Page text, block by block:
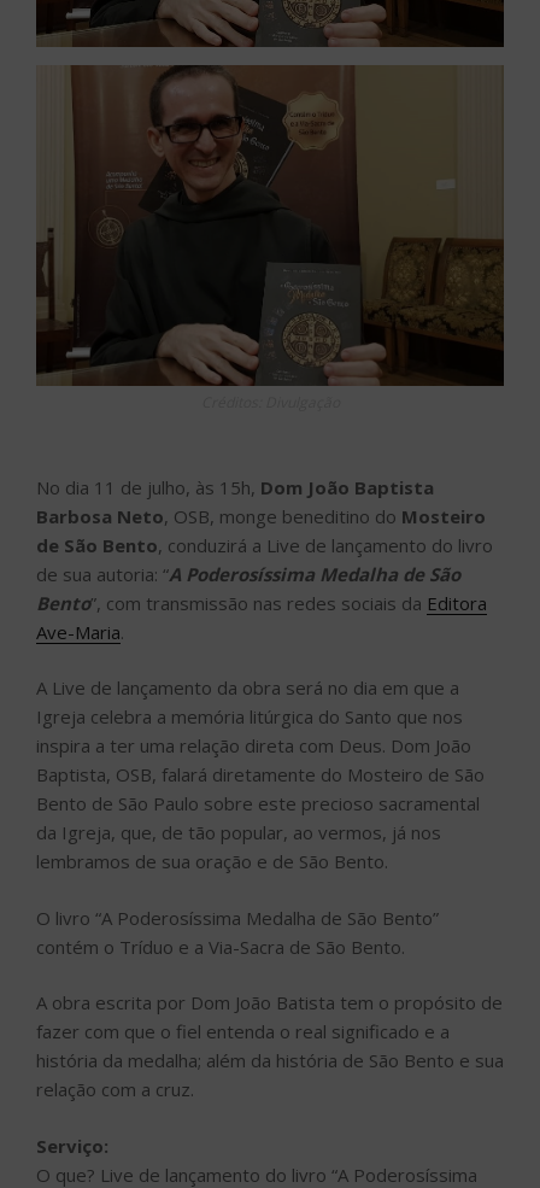
No dia 11 de julho, às 15h, Dom João Baptista
Barbosa Neto, OSB, monge beneditino do Mosteiro
de São Bento, conduzirá a Live de lançamento do livro
de sua autoria: “A Poderosíssima Medalha de São
Bento”, com transmissão nas redes sociais da Editora
Ave-Maria.
A Live de lançamento da obra será no dia em que a
Igreja celebra a memória litúrgica do Santo que nos
inspira a ter uma relação direta com Deus. Dom João
Baptista, OSB, falará diretamente do Mosteiro de São
Bento de São Paulo sobre este precioso sacramental
da Igreja, que, de tão popular, ao vermos, já nos
lembramos de sua oração e de São Bento.
O livro “A Poderosíssima Medalha de São Bento”
contém o Tríduo e a Via-Sacra de São Bento.
A obra escrita por Dom João Batista tem o propósito de
fazer com que o fiel entenda o real significado e a
história da medalha; além da história de São Bento e sua
relação com a cruz.
Serviço:
O que? Live de lançamento do livro “A Poderosíssima